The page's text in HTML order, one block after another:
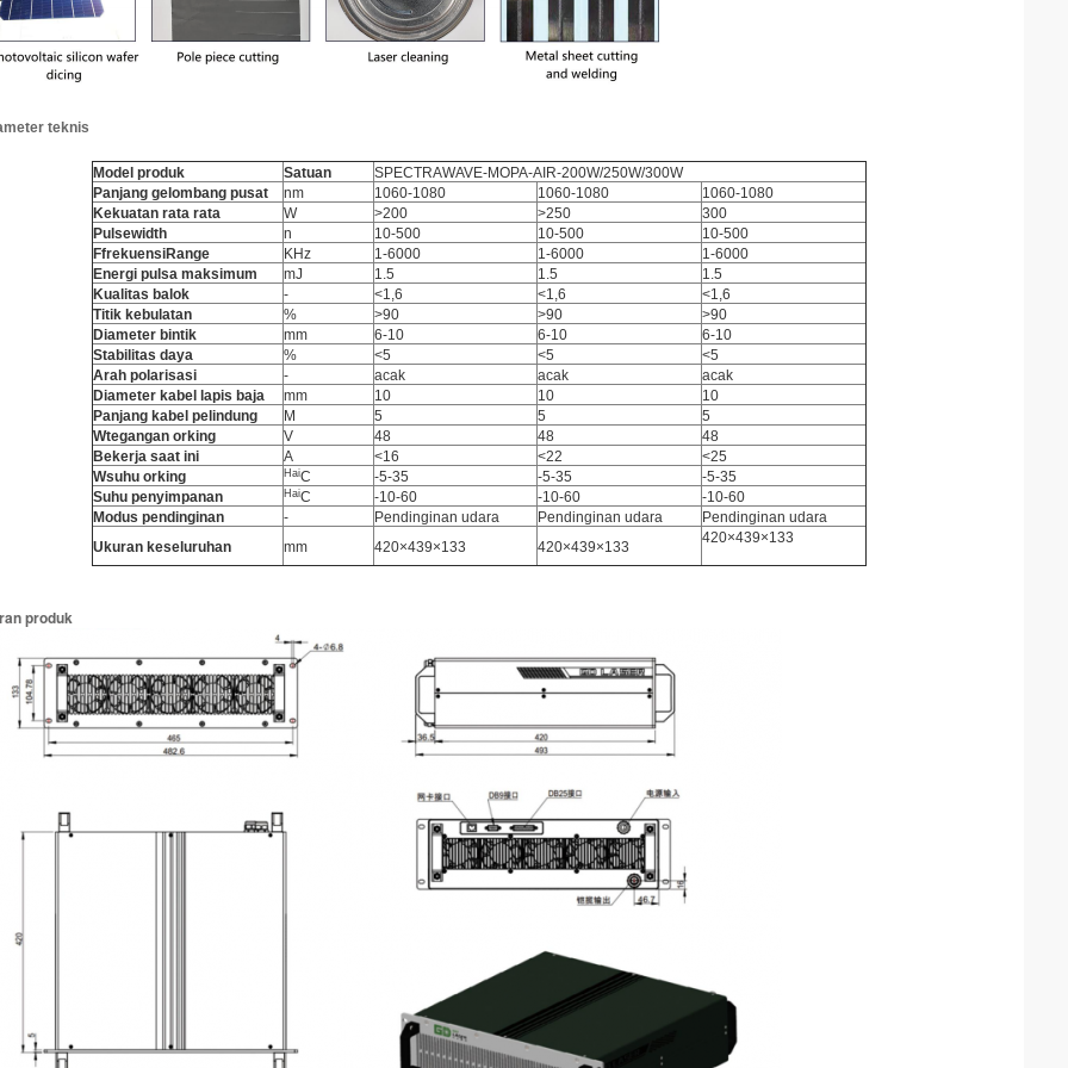
teknis
Model produk Satuan
SPECTRAWAVE-MOPA-AIR-200W/250W/300W
Panjang gelombang pusat
nm 1060-1080 1060-1080
1060-1080
Kekuatan rata rata
W >200 >250
300
Pulsewidth n 10-500 10-500
10-500
FfrekuensiRange KHz 1-6000 1-6000
1-6000
Energi pulsa maksimum
mJ 1.5 1.5
1.5
Kualitas balok
- <1,6 <1,6
<1,6
Titik kebulatan
% >90 >90
>90
Diameter bintik
mm 6-10 6-10
6-10
Stabilitas daya
% <5 <5
<5
Arah polarisasi
- acak acak
acak
Diameter kabel lapis baja
mm 10 10
10
Panjang kabel pelindung
M 5 5
5
Wtegangan orking V 48 48
48
Bekerja saat ini
A <16 <22
<25
Wsuhu orking HaiC -5-35 -5-35
-5-35
Suhu penyimpanan
HaiC -10-60 -10-60
-10-60
Modus pendinginan
- Pendinginan udara Pendinginan udara
Pendinginan udara
Ukuran keseluruhan
mm 420×439×133 420×439×133
420×439×133
produk